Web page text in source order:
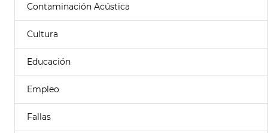
Contaminación Acústica
Cultura
Educación
Empleo
Fallas